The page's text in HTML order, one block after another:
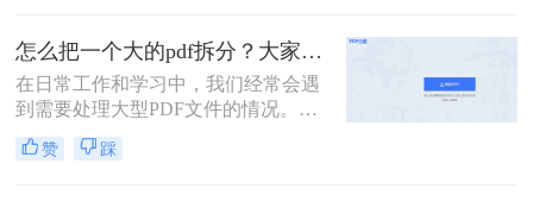
往往会比较麻烦。为了解决这些问
题，我们需要一款方便易用的PDF文
件切割工具。那么如何切割pdf文件？
一个工具轻松搞定！一起来看看吧。
怎么把一个大的pdf拆分？大家试试这二种常用方法！
在日常工作和学习中，我们经常会遇
到需要处理大型PDF文件的情况。当
这些文件过于庞大，包含多个章节或
页面时，我们可能会希望将其拆分成
赞 踩